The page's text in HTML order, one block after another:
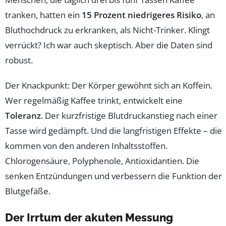
tranken, hatten ein 15 Prozent niedrigeres Risiko, an
Bluthochdruck zu erkranken, als Nicht-Trinker. Klingt
verrückt? Ich war auch skeptisch. Aber die Daten sind
robust.
Der Knackpunkt: Der Körper gewöhnt sich an Koffein.
Wer regelmäßig Kaffee trinkt, entwickelt eine
Toleranz. Der kurzfristige Blutdruckanstieg nach einer
Tasse wird gedämpft. Und die langfristigen Effekte – die
kommen von den anderen Inhaltsstoffen.
Chlorogensäure, Polyphenole, Antioxidantien. Die
senken Entzündungen und verbessern die Funktion der
Blutgefäße.
Der Irrtum der akuten Messung